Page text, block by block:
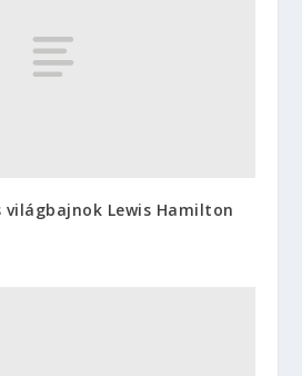
Lewis Hamilton